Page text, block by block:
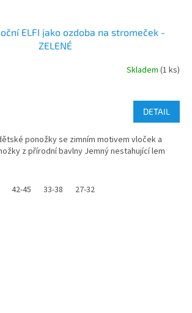
ELFI jako ozdoba na stromeček -
ZELENÉ
Skladem (1 ks)
DETAIL
ponožky se zimním motivem vloček a
z přírodní bavlny Jemný nestahující lem
42-45 33-38 27-32